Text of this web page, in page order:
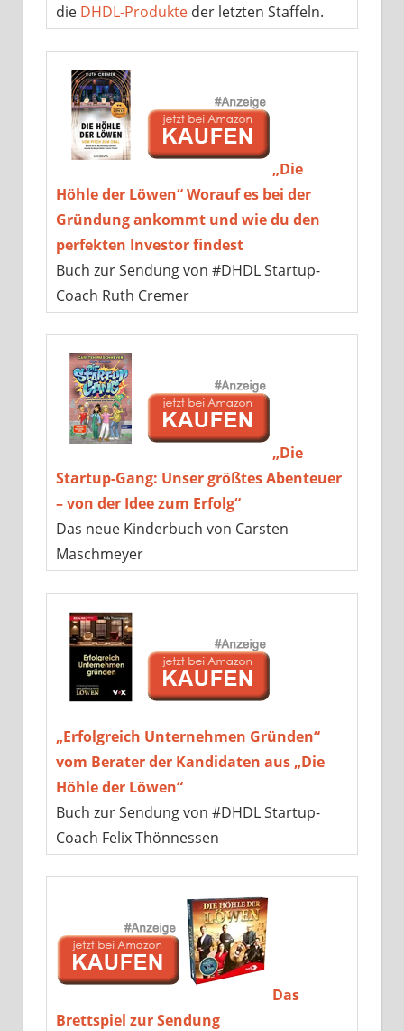
die DHDL-Produkteder letzten Staffeln.
„Die
Höhle der Löwen“ Worauf es bei der
Gründung ankommt und wie du den
perfekten Investor findest
Buch zur Sendung von #DHDL Startup-
Coach Ruth Cremer
„Die
Startup-Gang: Unser größtes Abenteuer
– von der Idee zum Erfolg“
Das neue Kinderbuch von Carsten
Maschmeyer
„Erfolgreich Unternehmen Gründen“
vom Berater der Kandidaten aus „Die
Höhle der Löwen“
Buch zur Sendung von #DHDL Startup-
Coach Felix Thönnessen
Das
Brettspiel zur Sendung